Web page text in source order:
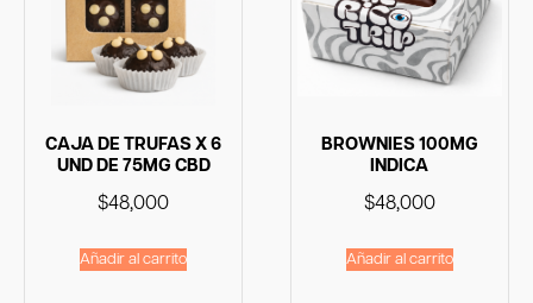
CAJA DE TRUFAS X 6
UND DE 75MG CBD
$48,000
Añadir al carrito
BROWNIES 100MG
INDICA
$48,000
Añadir al carrito